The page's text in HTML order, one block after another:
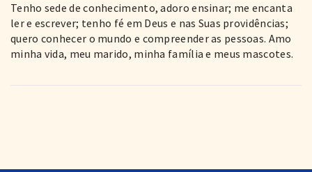
Tenho sede de conhecimento, adoro ensinar; me encanta
ler e escrever; tenho fé em Deus e nas Suas providências;
quero conhecer o mundo e compreender as pessoas. Amo
minha vida, meu marido, minha família e meus mascotes.